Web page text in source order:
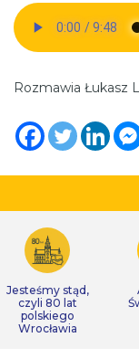
Rozmawia Łukasz
Jesteśmy stąd,
czyli 80 lat
polskiego
Wrocławia